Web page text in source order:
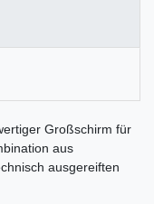
Großschirm für
aus
ausgereiften